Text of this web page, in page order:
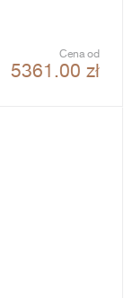
Cena od
5361.00 zł